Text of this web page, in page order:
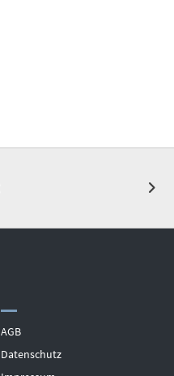
AGB
Datenschutz